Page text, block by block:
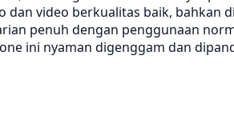
video berkualitas baik, bahkan
penuh dengan penggunaan
ini nyaman digenggam dan